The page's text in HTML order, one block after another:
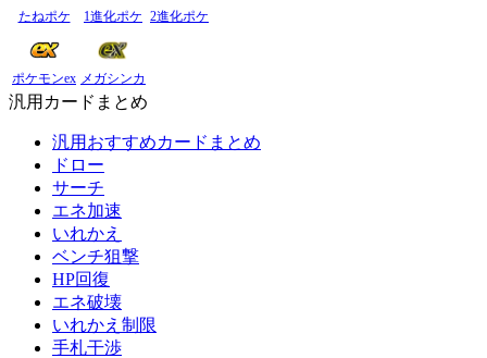
たねポケ 1進化ポケ 2進化ポケ
ポケモンex メガシンカ
汎用カードまとめ
汎用おすすめカードまとめ
ドロー
サーチ
エネ加速
いれかえ
ベンチ狙撃
HP回復
エネ破壊
いれかえ制限
手札干渉